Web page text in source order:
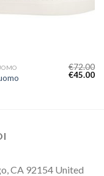
€72.00
€45.00
CA 92154 United